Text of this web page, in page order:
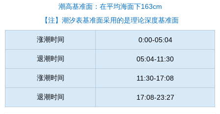
潮高基准面：在平均海面下163cm
【注】潮汐表基准面采用的是理论深度基准面
涨潮时间 0:00-05:04
退潮时间 05:04-11:30
涨潮时间 11:30-17:08
退潮时间 17:08-23:27